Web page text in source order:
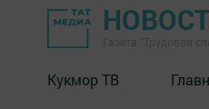
Кукмор ТВ